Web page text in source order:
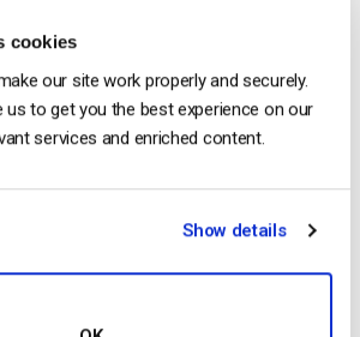
cookies
our site work properly and securely.
us to get you the best experience on our
services and enriched content.
Show details
sans risque pendant 14 jours ?
aujourd’hui pour commencer.